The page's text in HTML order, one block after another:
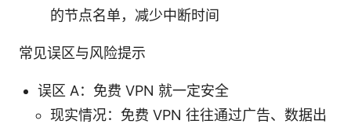
的节点名单，减少中断时间
常见误区与风险提示
误区 A：免费 VPN 就一定安全
现实情况：免费 VPN 往往通过广告、数据出